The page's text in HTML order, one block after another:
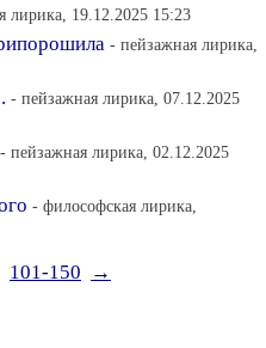
лирика, 19.12.2025 15:23
- пейзажная лирика,
- пейзажная лирика, 07.12.2025
- пейзажная лирика, 02.12.2025
- философская лирика,
101-150 →